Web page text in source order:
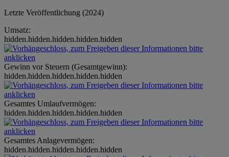
Letzte Veröffentlichung (2024)
Umsatz:
hidden.hidden.hidden.hidden.hidden
Gewinn vor Steuern (Gesamtgewinn):
hidden.hidden.hidden.hidden.hidden
Gesamtes Umlaufvermögen:
hidden.hidden.hidden.hidden.hidden
Gesamtes Anlagevermögen:
hidden.hidden.hidden.hidden.hidden